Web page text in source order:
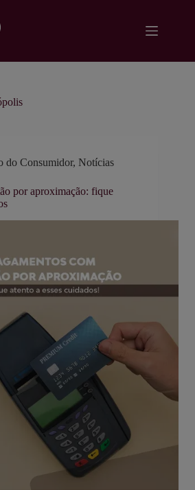
do Consumidor, Notícias
por aproximação: fique